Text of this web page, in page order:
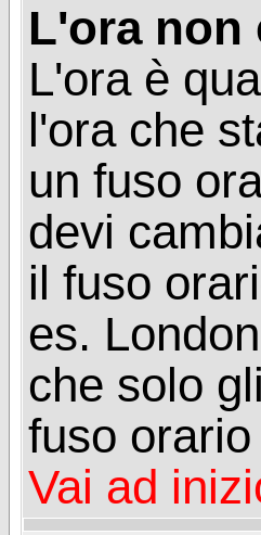
L'ora non
L'ora è
l'ora che
un fuso
devi
il fuso
es.
che solo
fuso
Vai ad